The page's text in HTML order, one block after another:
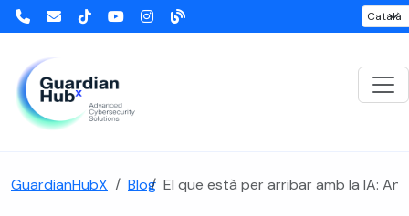
GuardianHubX Blog El que està per arribar amb la IA: